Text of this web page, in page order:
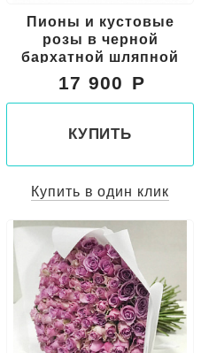
Пионы и кустовые
розы в черной
бархатной шляпной
коробке
17 900
КУПИТЬ
Купить в один клик